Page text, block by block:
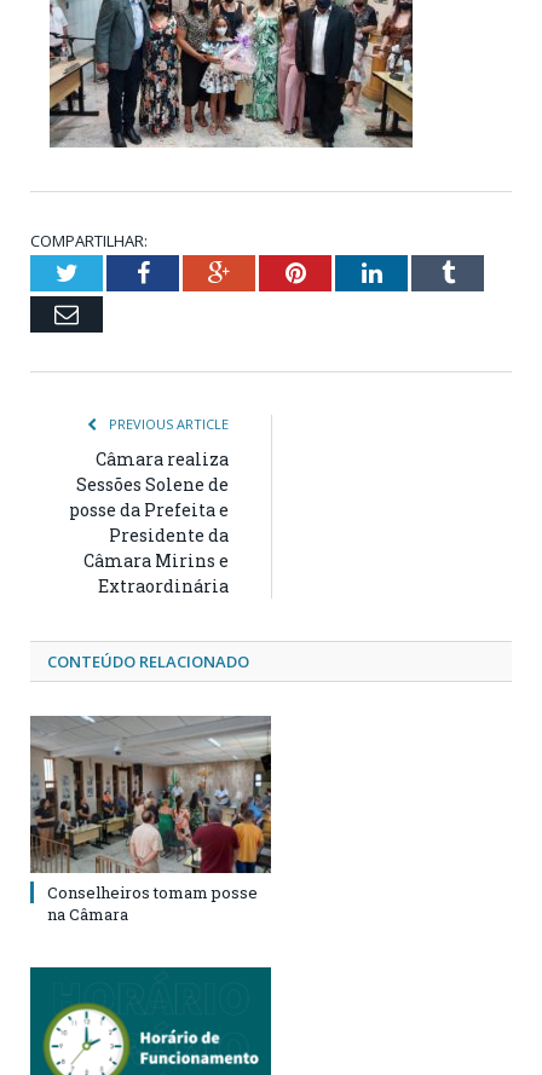
COMPARTILHAR:
TwitterFacebookGoogle+PinterestLinkedInTumblr
Email
PREVIOUS ARTICLE
Câmara realiza
Sessões Solene de
posse da Prefeita e
Presidente da
Câmara Mirins e
Extraordinária
CONTEÚDO RELACIONADO
Conselheiros tomam posse
na Câmara